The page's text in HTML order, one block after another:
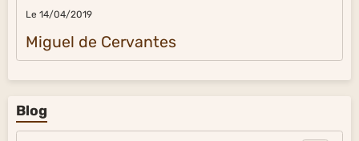
Le 14/04/2019
Miguel de Cervantes
Blog